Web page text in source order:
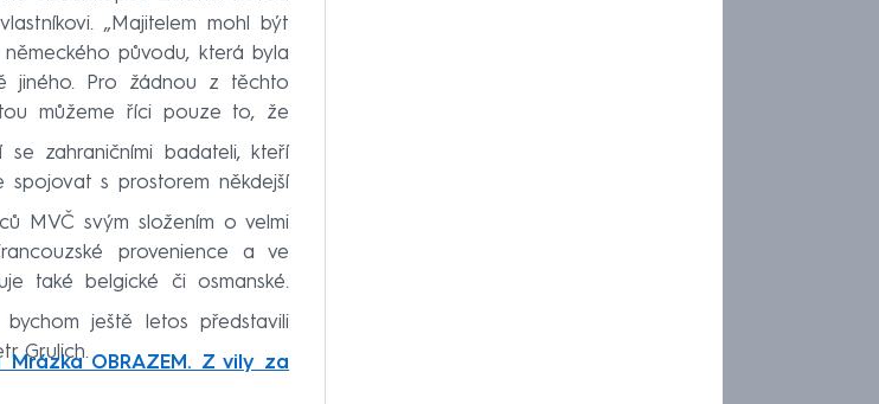
„Majitelem mohl být
původu, která byla
jiného. Pro žádnou z těchto
můžeme říci pouze to, že
zahraničními badateli, kteří
spojovat s prostorem někdejší
MVČ svým složením o velmi
provenience a ve
také belgické či osmanské.
ještě letos představili
Grulich.
OBRAZEM. Z vily za